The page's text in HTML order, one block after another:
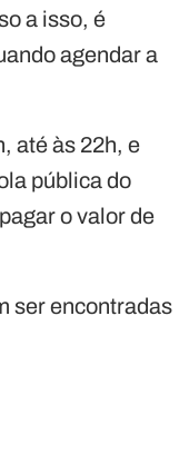
a isso, é
agendar a
até às 22h, e
pública do
o valor de
ser encontradas